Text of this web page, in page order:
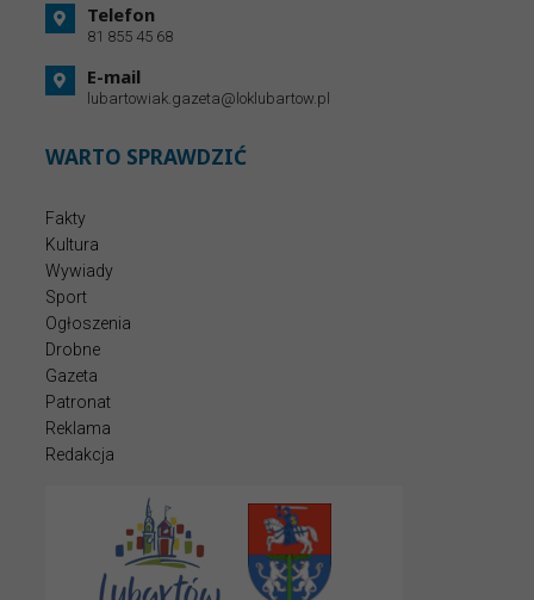
Telefon
81 855 45 68
E-mail
lubartowiak.gazeta@loklubartow.pl
WARTO SPRAWDZIĆ
Fakty
Kultura
Wywiady
Sport
Ogłoszenia
Drobne
Gazeta
Patronat
Reklama
Redakcja